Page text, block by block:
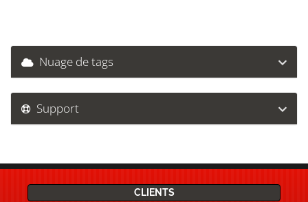
Nuage de tags
Support
CLIENTS